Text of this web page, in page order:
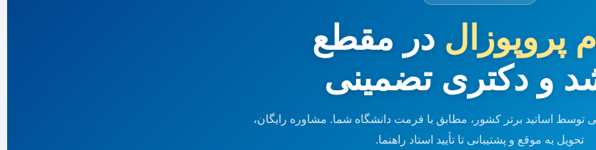
پروپوزال در مقطع
و دکتری تضمینی
اساتید برتر کشور، مطابق با فرمت دانشگاه شما. مشاوره رایگان،
تحویل به موقع و پشتیبانی تا تأیید استاد راهنما.